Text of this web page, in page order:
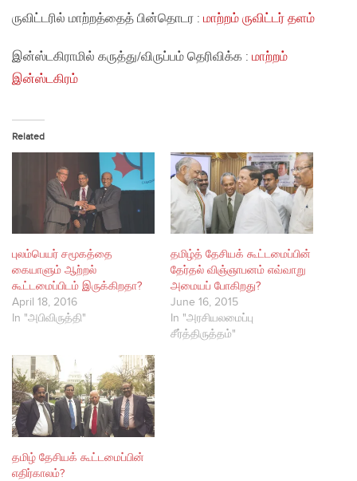
ருவிட்டரில் மாற்றத்தைத் பின்தொடர : மாற்றம் ருவிட்டர் தளம்
இன்ஸ்டகிராமில் கருத்து/விருப்பம் தெரிவிக்க : மாற்றம்
இன்ஸ்டகிரம்
Related
புலம்பெயர் சமூகத்தை
கையாளும் ஆற்றல்
கூட்டமைப்பிடம் இருக்கிறதா?
April 18, 2016
In "அபிவிருத்தி"
தமிழ்த் தேசியக் கூட்டமைப்பின்
தேர்தல் விஞ்ஞாபனம் எவ்வாறு
அமையப் போகிறது?
June 16, 2015
In "அரசியலமைப்பு
சீர்த்திருத்தம்"
தமிழ் தேசியக் கூட்டமைப்பின்
எதிர்காலம்?